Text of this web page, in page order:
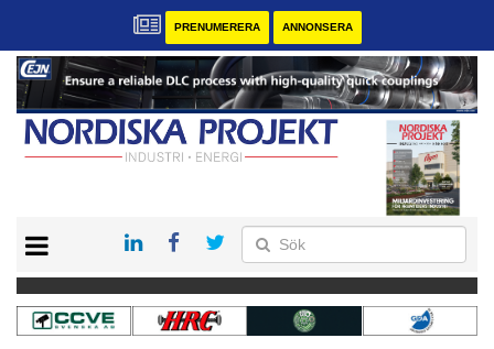
PRENUMERERA ANNONSERA
KONTAKT
VÅRA ANDRA MAGASIN